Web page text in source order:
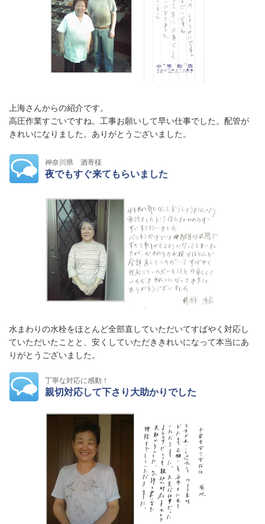
上海さんからの紹介です。
高圧作業すごいですね。工事お願いして早い仕事でした。配管が
きれいになりました。ありがとうございました。
神奈川県 酒寄様
夜でもすぐ来てもらいました
水まわりの水栓をほとんど全部直していただいてすばやく対応し
ていただいたことと、安くしていただききれいになって本当にあ
りがとうございました。
丁寧な対応に感動！
親切対応して下さり大助かりでした